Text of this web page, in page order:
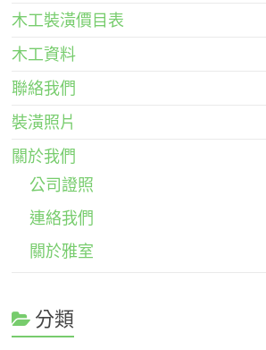
木工裝潢價目表
木工資料
聯絡我們
裝潢照片
關於我們
公司證照
連絡我們
關於雅室
分類